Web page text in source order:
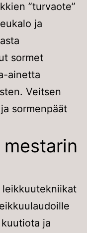
”turvaote”
ja
sormet
ainetta
Veitsen
sormenpäät
ja